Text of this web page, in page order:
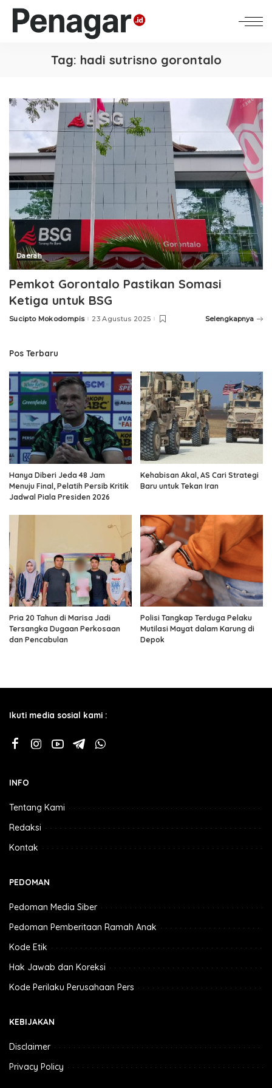
Tag: hadi sutrisno gorontalo
Daerah
Pemkot Gorontalo Pastikan Somasi
Ketiga untuk BSG
Posted
Sucipto Mokodompis 23 Agustus 2025 Selengkapnya
Pos Terbaru
Hanya Diberi Jeda 48 Jam
Menuju Final, Pelatih Persib Kritik
Jadwal Piala Presiden 2026
Kehabisan Akal, AS Cari Strategi
Baru untuk Tekan Iran
Pria 20 Tahun di Marisa Jadi
Tersangka Dugaan Perkosaan
dan Pencabulan
Polisi Tangkap Terduga Pelaku
Mutilasi Mayat dalam Karung di
Depok
Ikuti media sosial kami :
INFO
Tentang Kami
Redaksi
Kontak
PEDOMAN
Pedoman Media Siber
Pedoman Pemberitaan Ramah Anak
Kode Etik
Hak Jawab dan Koreksi
Kode Perilaku Perusahaan Pers
KEBIJAKAN
Disclaimer
Privacy Policy